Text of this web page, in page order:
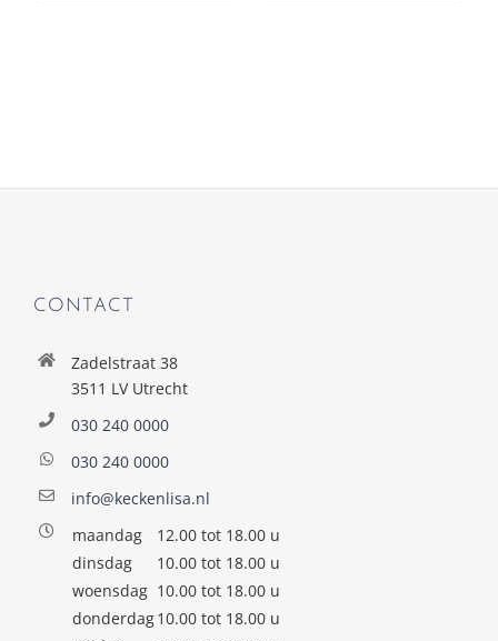
CONTACT
Zadelstraat 38
3511 LV Utrecht
030 240 0000
030 240 0000
info@keckenlisa.nl
maandag
12.00 tot 18.00 u
dinsdag
10.00 tot 18.00 u
woensdag 10.00 tot 18.00 u
donderdag10.00 tot 18.00 u